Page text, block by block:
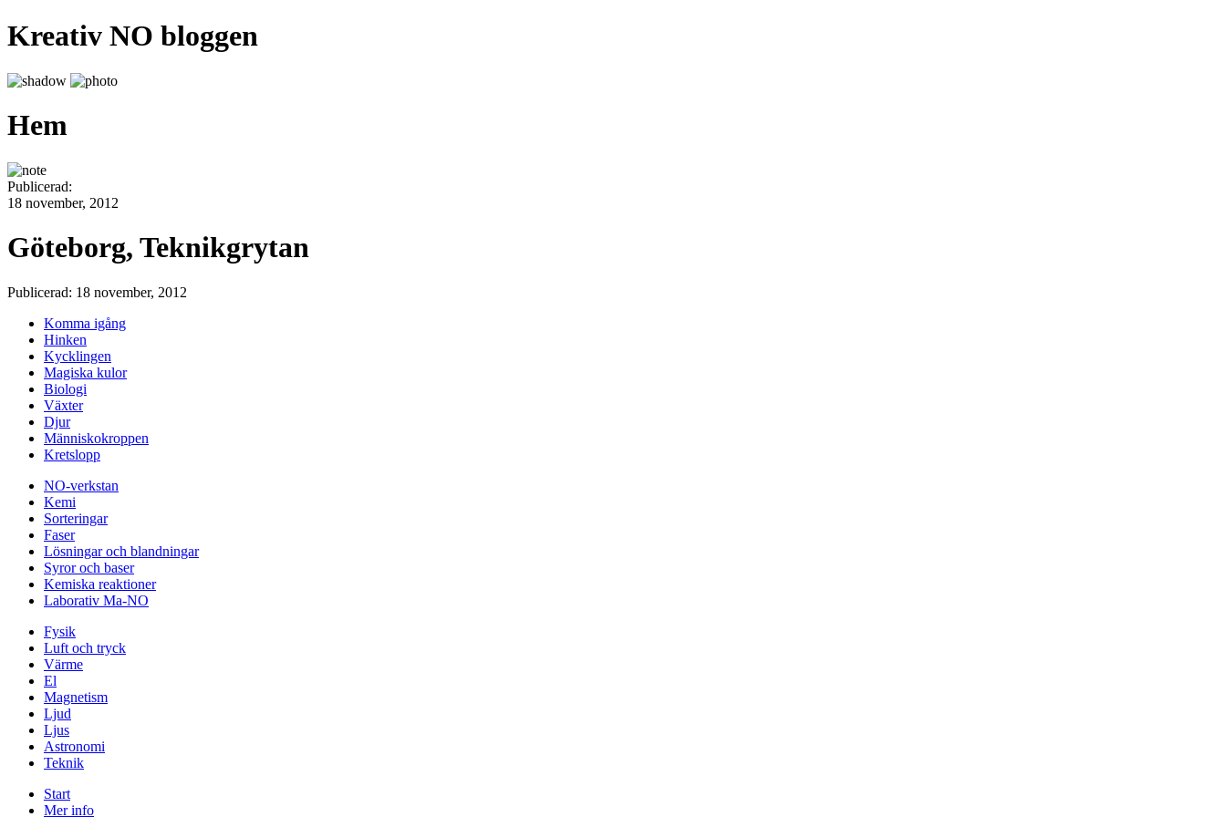
Kreativ NO bloggen
Hem
Publicerad:
18 november, 2012
Göteborg, Teknikgrytan
Publicerad: 18 november, 2012
Komma igång
Hinken
Kycklingen
Magiska kulor
Biologi
Växter
Djur
Människokroppen
Kretslopp
NO-verkstan
Kemi
Sorteringar
Faser
Lösningar och blandningar
Syror och baser
Kemiska reaktioner
Laborativ Ma-NO
Fysik
Luft och tryck
Värme
El
Magnetism
Ljud
Ljus
Astronomi
Teknik
Start
Mer info